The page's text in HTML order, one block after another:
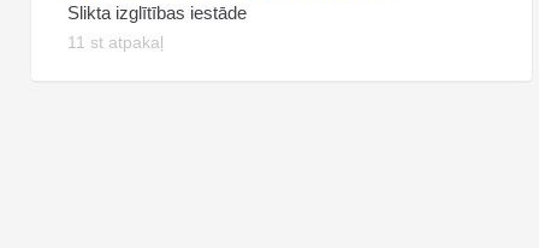
Slikta izglītības iestāde
11 st atpakaļ